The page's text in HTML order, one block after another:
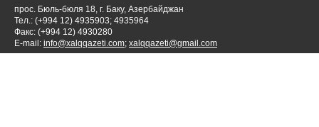
прос. Бюль-бюля 18, г. Баку, Азербайджан
Тел.: (+994 12) 4935903; 4935964
Факс: (+994 12) 4930280
E-mail: info@xalqqazeti.com; xalqqazeti@gmail.com